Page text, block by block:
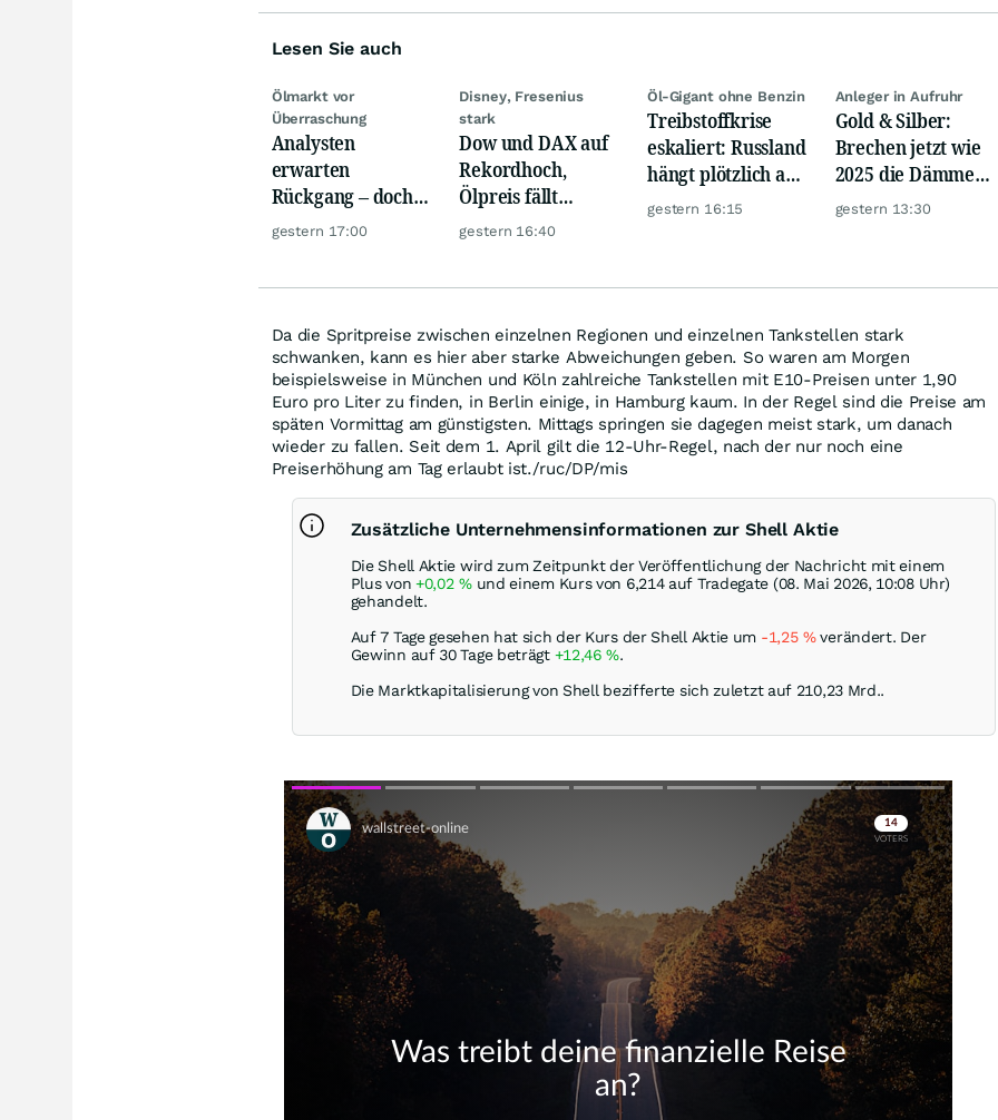
Lesen Sie auch
Ölmarkt vor
Überraschung
Analysten
erwarten
Rückgang – doch
diese Daten
gestern 17:00
Disney, Fresenius
stark
Dow und DAX auf
Rekordhoch,
Ölpreis fällt
weiter, Gold legt
gestern 16:40
Öl-Gigant ohne Benzin
Treibstoffkrise
eskaliert: Russland
hängt plötzlich an
Belarus
gestern 16:15
Anleger in Aufruhr
Gold & Silber:
Brechen jetzt wie
2025 die Dämme?
Minenaktien vor
gestern 13:30
Da die Spritpreise zwischen einzelnen Regionen und einzelnen Tankstellen stark
schwanken, kann es hier aber starke Abweichungen geben. So waren am Morgen
beispielsweise in München und Köln zahlreiche Tankstellen mit E10-Preisen unter 1,90
Euro pro Liter zu finden, in Berlin einige, in Hamburg kaum. In der Regel sind die Preise am
späten Vormittag am günstigsten. Mittags springen sie dagegen meist stark, um danach
wieder zu fallen. Seit dem 1. April gilt die 12-Uhr-Regel, nach der nur noch eine
Preiserhöhung am Tag erlaubt ist./ruc/DP/mis
Zusätzliche Unternehmensinformationen zur Shell Aktie
Die Shell Aktie wird zum Zeitpunkt der Veröffentlichung der Nachricht mit einem
Plus von +0,02%und einem Kurs von 6,214 auf Tradegate (08. Mai 2026, 10:08 Uhr)
gehandelt.
Auf 7 Tage gesehen hat sich der Kurs der Shell Aktie um -1,25%verändert. Der
Gewinn auf 30 Tage beträgt +12,46%.
Die Marktkapitalisierung von Shell bezifferte sich zuletzt auf 210,23 Mrd..
Skip
Skip